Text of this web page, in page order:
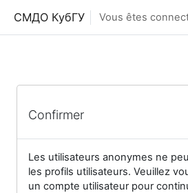
СМДО КубГУ Vous êtes
Confirmer
Les utilisateurs anonymes ne
les profils utilisateurs. Veuillez
un compte utilisateur pour